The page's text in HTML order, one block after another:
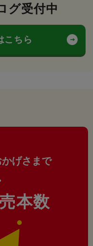
グ受付中
こちら
げさまで
本数